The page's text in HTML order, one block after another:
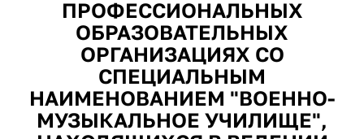
ПРОФЕССИОНАЛЬНЫХ
ОБРАЗОВАТЕЛЬНЫХ
ОРГАНИЗАЦИЯХ СО
СПЕЦИАЛЬНЫМ
НАИМЕНОВАНИЕМ "ВОЕННО-
МУЗЫКАЛЬНОЕ УЧИЛИЩЕ",